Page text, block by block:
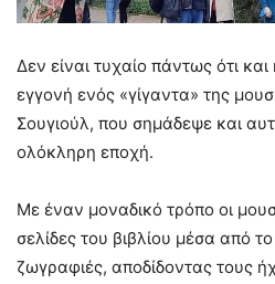
Δεν είναι τυχαίο πάντως ότι
εγγονή ενός «γίγαντα» της
Σουγιούλ, που σημάδεψε και
ολόκληρη εποχή.
Με έναν μοναδικό τρόπο οι
σελίδες του βιβλίου μέσα από το
ζωγραφιές, αποδίδοντας τους